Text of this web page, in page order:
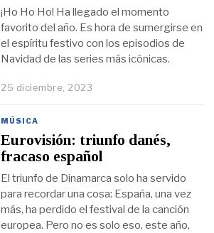
¡Ho Ho Ho! Ha llegado el momento
favorito del año. Es hora de sumergirse en
el espíritu festivo con los episodios de
Navidad de las series más icónicas.
25 diciembre, 2023
MÚSICA
Eurovisión: triunfo danés,
fracaso español
El triunfo de Dinamarca solo ha servido
para recordar una cosa: España, una vez
más, ha perdido el festival de la canción
europea. Pero no es solo eso, este año,